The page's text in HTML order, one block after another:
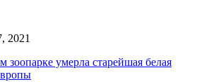
2021
зоопарке умерла старейшая белая